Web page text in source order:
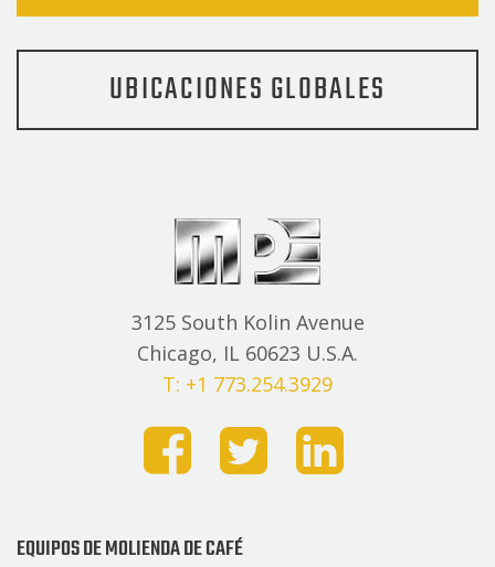
UBICACIONES GLOBALES
3125 South Kolin Avenue
Chicago, IL 60623 U.S.A.
T: +1 773.254.3929
EQUIPOS DE MOLIENDA DE CAFÉ